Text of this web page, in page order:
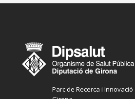
Parc de Recerca i